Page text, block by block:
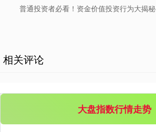
普通投资者必看！资金价值投资行为大揭秘
相关评论
大盘指数行情走势